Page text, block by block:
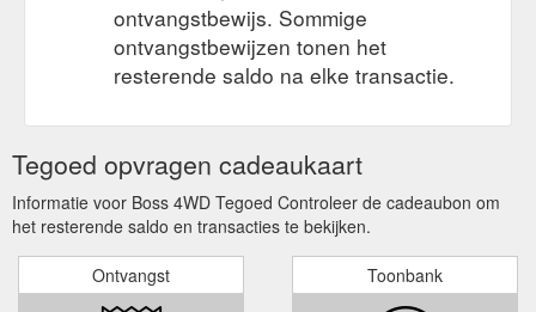
ontvangstbewijs. Sommige
ontvangstbewijzen tonen het
resterende saldo na elke transactie.
Tegoed opvragen cadeaukaart
Informatie voor Boss 4WD Tegoed Controleer de cadeaubon om
het resterende saldo en transacties te bekijken.
Ontvangst Toonbank